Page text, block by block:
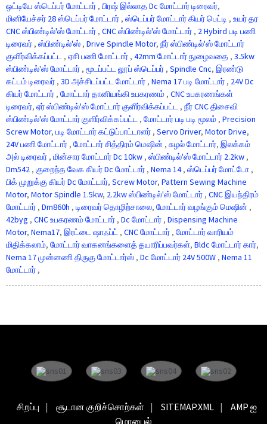
ஒட்டியே ஸ்டெப்பர் மோட்டார் , பிரஷ் இல்லாத Dc மோட்டார் டிரைவர்,
மினியேச்சர் 28 ஸ்டெப்பர் மோட்டார் , ஸ்டெப்பர் மோட்டார் கியர் பெட்டி , உயர் தர
CNC ஸ்பிண்டில்'ஸ் மோட்டார் , CNC ஸ்பிண்டில்'ஸ் மோட்டார் , 2 Hybird படி பணி
டிரைவர் , ஸ்பிண்டில்'ஸ் , Drive Spindle Motor, நீர் ஸ்பிண்டில்'ஸ் மோட்டார்
குளிர்விக்கப்பட்ட , ஏசி பணி மோட்டார் , 42mm மோட்டார் நுழைவதை , 3.5kw
ஸ்பிண்டில்'ஸ் மோட்டார் , மூடப்பட்ட லூப் ஸ்டெப்பர் , Spindle Cnc, இரண்டு
கட்டம் டிரைவர் , 3D அச்சிடப்பட்ட மோட்டார் , Nema 17 படி மோட்டார் , 24V Dc
கியர் மோட்டார் , மோட்டார் தானியங்கி உபகரணம் , CNC உபகரணங்கள்
டிரைவர், ஏர் ஸ்பிண்டில்'ஸ் மோட்டார் குளிர்விக்கப்பட்ட , நீர் CNC திசைவி
ஸ்பிண்டில்'ஸ் மோட்டார் குளிர்விக்கப்பட்ட , மோட்டார் படி படி மூலம் , Precision
Screw Motor, படி மோட்டார் கட்டுப்பாட்டாளர் , Servo Driver, Motor Drive,
24V பணி மோட்டார் , மோட்டார் சித்திரம் மெஷின் , சுழல் மோட்டார், இலக்கம்
அல் டிரைவர் , மின்சார மோட்டார் Dc 10kw , ஸ்பிண்டில்'ஸ் மோட்டார் 2.2kw ,
Dm542 , குறைந்த வேக கியர் Dc மோட்டார் , Nema 14, ஸ்டெப்பர் மோட்டோ ,
பிக் முறுக்கு கியர் Dc மோட்டார், Screw Motor, Pattern Sewing Machine
Motor, Motor Spindle 1.5kw, 2.2kw ஸ்பிண்டில்'ஸ் மோட்டார் , CNC இயந்திரம்
மோட்டார் , Dm860h , டிரைவர் தொழிற்சாலை, மோட்டார் வழங்கும் மெஷின் ,
42byg , CNC உபகரணம் மோட்டார் , Dc மோட்டார் , Dispensing Machine
Motor, Nema17, இரட்டை ஷாஃப்ட் , CNC மோட்டார் , மோட்டார் வாரியம்
மிதிக்கலாம், மோட்டார் வாகனங்களைத் தயாரிப்பவர்கள், Bldc மோட்டார் கார்,
Nema 17 முன்னணி திருகு மோட்டார்ஸ் , Dc மோட்டார் 24V 500W , Nema 11
மோட்டார் ,
சிறப்பு சூடான குறிச்சொற்கள் SITEMAP.XML
AMP ஐ
மொபைல்